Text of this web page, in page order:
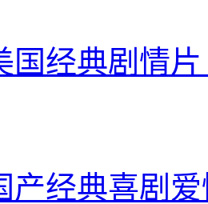
国经典剧情
产经典喜剧